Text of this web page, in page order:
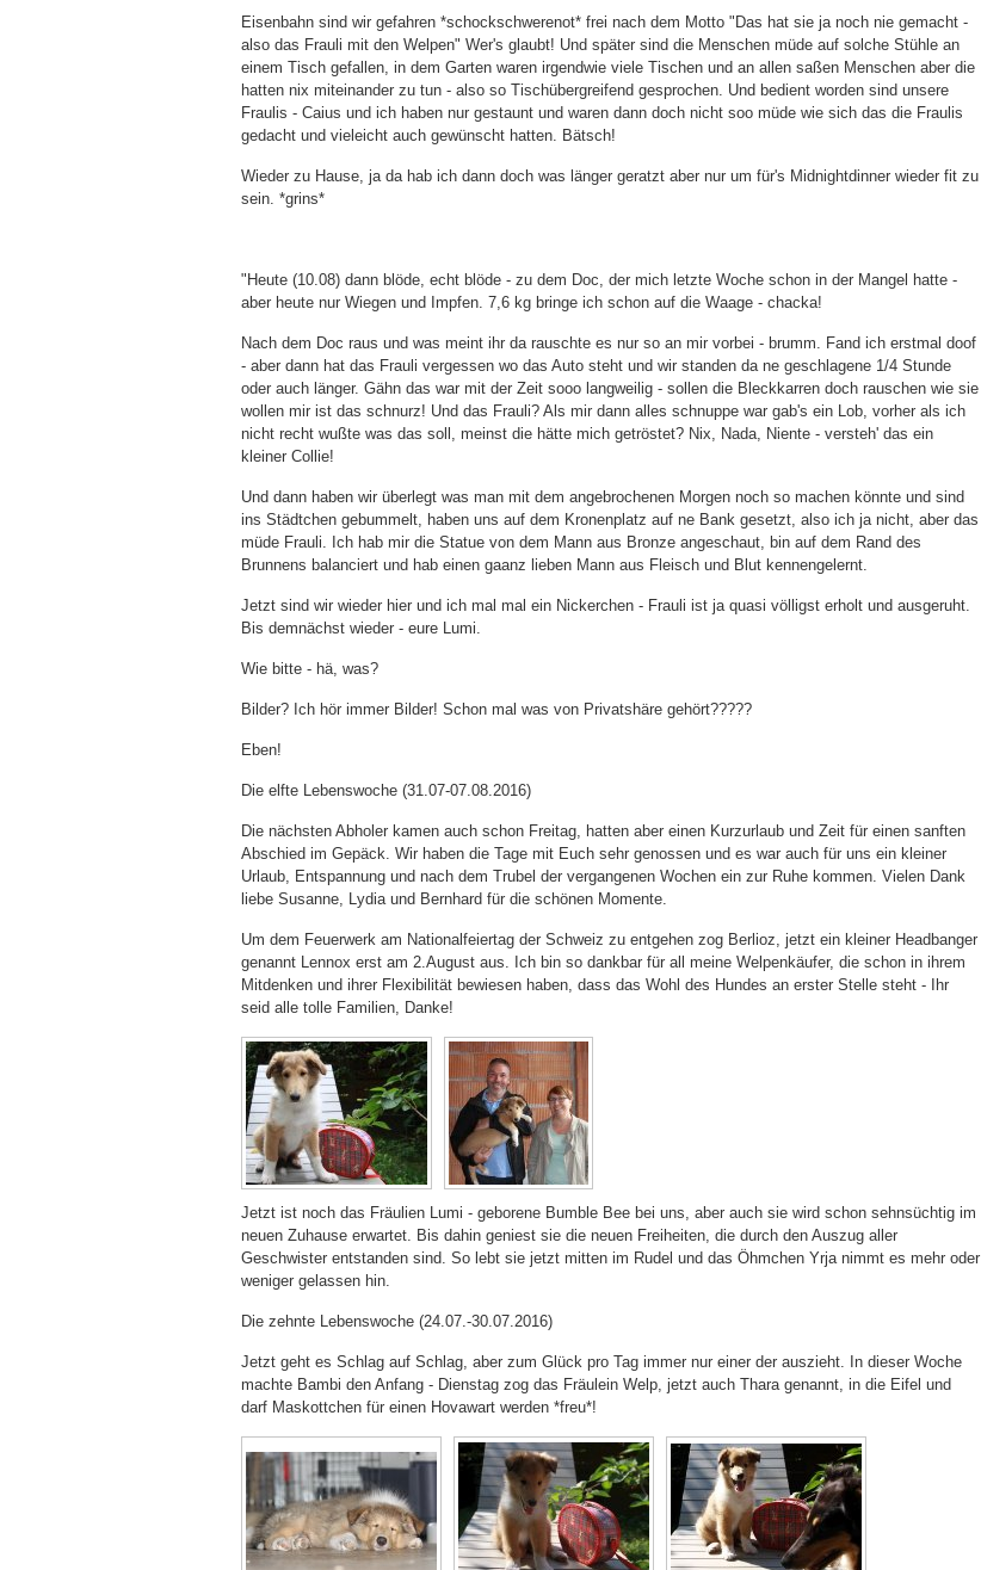
Eisenbahn sind wir gefahren *schockschwerenot* frei nach dem Motto "Das hat sie ja noch nie gemacht -
also das Frauli mit den Welpen" Wer's glaubt! Und später sind die Menschen müde auf solche Stühle an
einem Tisch gefallen, in dem Garten waren irgendwie viele Tischen und an allen saßen Menschen aber die
hatten nix miteinander zu tun - also so Tischübergreifend gesprochen. Und bedient worden sind unsere
Fraulis - Caius und ich haben nur gestaunt und waren dann doch nicht soo müde wie sich das die Fraulis
gedacht und vieleicht auch gewünscht hatten. Bätsch!
Wieder zu Hause, ja da hab ich dann doch was länger geratzt aber nur um für's Midnightdinner wieder fit zu
sein. *grins*
"Heute (10.08) dann blöde, echt blöde - zu dem Doc, der mich letzte Woche schon in der Mangel hatte -
aber heute nur Wiegen und Impfen. 7,6 kg bringe ich schon auf die Waage - chacka!
Nach dem Doc raus und was meint ihr da rauschte es nur so an mir vorbei - brumm. Fand ich erstmal doof
- aber dann hat das Frauli vergessen wo das Auto steht und wir standen da ne geschlagene 1/4 Stunde
oder auch länger. Gähn das war mit der Zeit sooo langweilig - sollen die Bleckkarren doch rauschen wie sie
wollen mir ist das schnurz! Und das Frauli? Als mir dann alles schnuppe war gab's ein Lob, vorher als ich
nicht recht wußte was das soll, meinst die hätte mich getröstet? Nix, Nada, Niente - versteh' das ein
kleiner Collie!
Und dann haben wir überlegt was man mit dem angebrochenen Morgen noch so machen könnte und sind
ins Städtchen gebummelt, haben uns auf dem Kronenplatz auf ne Bank gesetzt, also ich ja nicht, aber das
müde Frauli. Ich hab mir die Statue von dem Mann aus Bronze angeschaut, bin auf dem Rand des
Brunnens balanciert und hab einen gaanz lieben Mann aus Fleisch und Blut kennengelernt.
Jetzt sind wir wieder hier und ich mal mal ein Nickerchen - Frauli ist ja quasi völligst erholt und ausgeruht.
Bis demnächst wieder - eure Lumi.
Wie bitte - hä, was?
Bilder? Ich hör immer Bilder! Schon mal was von Privatshäre gehört?????
Eben!
Die elfte Lebenswoche (31.07-07.08.2016)
Die nächsten Abholer kamen auch schon Freitag, hatten aber einen Kurzurlaub und Zeit für einen sanften
Abschied im Gepäck. Wir haben die Tage mit Euch sehr genossen und es war auch für uns ein kleiner
Urlaub, Entspannung und nach dem Trubel der vergangenen Wochen ein zur Ruhe kommen. Vielen Dank
liebe Susanne, Lydia und Bernhard für die schönen Momente.
Um dem Feuerwerk am Nationalfeiertag der Schweiz zu entgehen zog Berlioz, jetzt ein kleiner Headbanger
genannt Lennox erst am 2.August aus. Ich bin so dankbar für all meine Welpenkäufer, die schon in ihrem
Mitdenken und ihrer Flexibilität bewiesen haben, dass das Wohl des Hundes an erster Stelle steht - Ihr
seid alle tolle Familien, Danke!
Jetzt ist noch das Fräulien Lumi - geborene Bumble Bee bei uns, aber auch sie wird schon sehnsüchtig im
neuen Zuhause erwartet. Bis dahin geniest sie die neuen Freiheiten, die durch den Auszug aller
Geschwister entstanden sind. So lebt sie jetzt mitten im Rudel und das Öhmchen Yrja nimmt es mehr oder
weniger gelassen hin.
Die zehnte Lebenswoche (24.07.-30.07.2016)
Jetzt geht es Schlag auf Schlag, aber zum Glück pro Tag immer nur einer der auszieht. In dieser Woche
machte Bambi den Anfang - Dienstag zog das Fräulein Welp, jetzt auch Thara genannt, in die Eifel und
darf Maskottchen für einen Hovawart werden *freu*!